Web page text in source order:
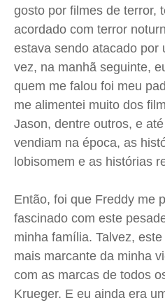
gosto por filmes de terror,
acordado com terror
estava sendo atacado por
vez, na manhã seguinte,
quem me falou foi meu
me alimentei muito dos
Jason, dentre outros, e
vendiam na época, as
lobisomem e as histórias
Então, foi que Freddy me
fascinado com este
minha família. Talvez,
mais marcante da minha
com as marcas de todos
Krueger. E eu ainda era